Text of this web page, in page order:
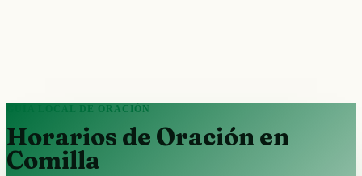
GUÍA LOCAL DE ORACIÓN
Horarios de Oración en
Comilla